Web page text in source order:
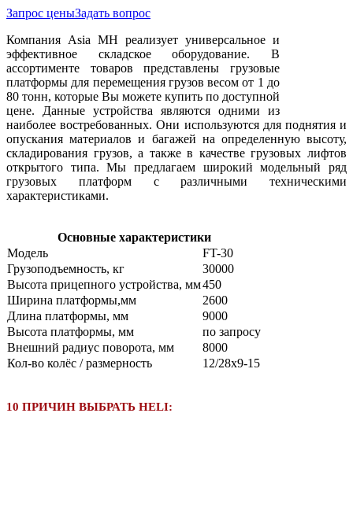
Запрос ценыЗадать вопрос
Компания Asia MH реализует универсальное и
эффективное складское оборудование. В
ассортименте товаров представлены грузовые
платформы для перемещения грузов весом от 1 до
80 тонн, которые Вы можете купить по доступной
цене. Данные устройства являются одними из
наиболее востребованных. Они используются для поднятия и
опускания материалов и багажей на определенную высоту,
складирования грузов, а также в качестве грузовых лифтов
открытого типа. Мы предлагаем широкий модельный ряд
грузовых платформ с различными техническими
характеристиками.
Основные характеристики
Модель
FT-30
Грузоподъемность, кг
30000
Высота прицепного устройства, мм450
Ширина платформы,мм
2600
Длина платформы, мм
9000
Высота платформы, мм
по запросу
Внешний радиус поворота, мм
8000
Кол-во колёс / размерность
12/28х9-15
10 ПРИЧИН ВЫБРАТЬ HELI: